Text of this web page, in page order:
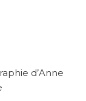
d’Anne